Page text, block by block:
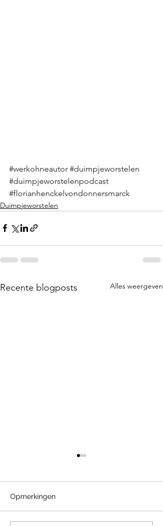
#werkohneautor #duimpjeworstelen
#duimpjeworstelenpodcast
#florianhenckelvondonnersmarck
Duimpjeworstelen
Recente blogposts Alles weergeven
Opmerkingen